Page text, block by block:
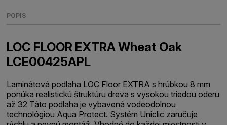
POPIS
LOC FLOOR EXTRA Wheat Oak
LCE00425APL
Laminátová podlaha LOC Floor EXTRA s hrúbkou 8 mm
ponúka realistickú štruktúru dreva s vysokou triedou oderu
až 32 Táto podlaha je vybavená vodeodolnou
technológiou Aqua Protect. Systém Uniclic zaručuje